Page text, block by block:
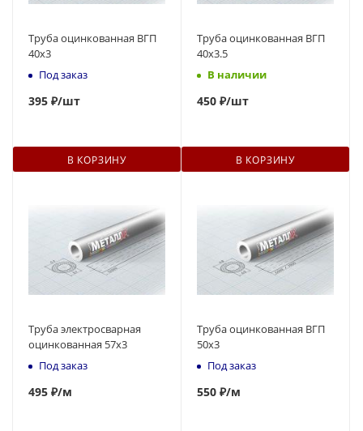
Труба оцинкованная ВГП
40x3
Под заказ
395 ₽/шт
В КОРЗИНУ
Труба оцинкованная ВГП
40x3.5
В наличии
450 ₽/шт
В КОРЗИНУ
Труба электросварная
оцинкованная 57х3
Под заказ
495 ₽/м
Труба оцинкованная ВГП
50x3
Под заказ
550 ₽/м